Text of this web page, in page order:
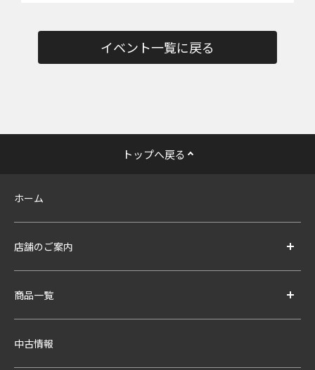
イベント一覧に戻る
トップへ戻る
ホーム
店舗のご案内
商品一覧
中古情報